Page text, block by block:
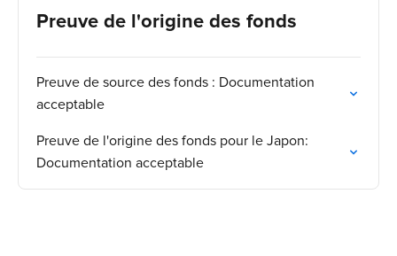
Preuve de l'origine des fonds
Preuve de source des fonds : Documentation
acceptable
Preuve de l'origine des fonds pour le Japon:
Documentation acceptable